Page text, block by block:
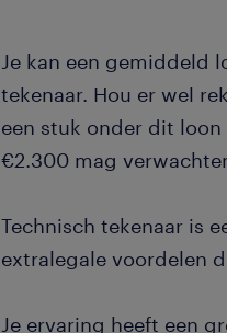
Je kan een gemiddeld
tekenaar. Hou er wel
een stuk onder dit
€2.300 mag
Technisch tekenaar is
extralegale voordelen
Je ervaring heeft een